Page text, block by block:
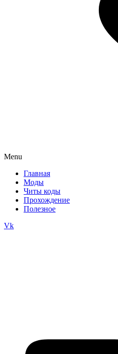
Menu
Главная
Моды
Читы коды
Прохождение
Полезное
Vk